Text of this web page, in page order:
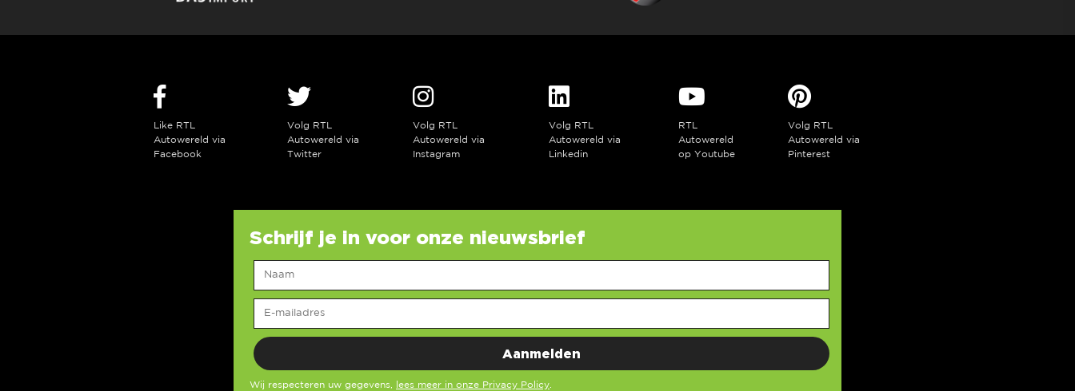
Like RTL
Autowereld via
Facebook
Volg RTL
Autowereld via
Twitter
Volg RTL
Autowereld via
Instagram
Volg RTL
Autowereld via
Linkedin
RTL
Autowereld
op Youtube
Volg RTL
Autowereld via
Pinterest
Schrijf je in voor onze nieuwsbrief
Wij respecteren uw gegevens, lees meer in onze Privacy Policy